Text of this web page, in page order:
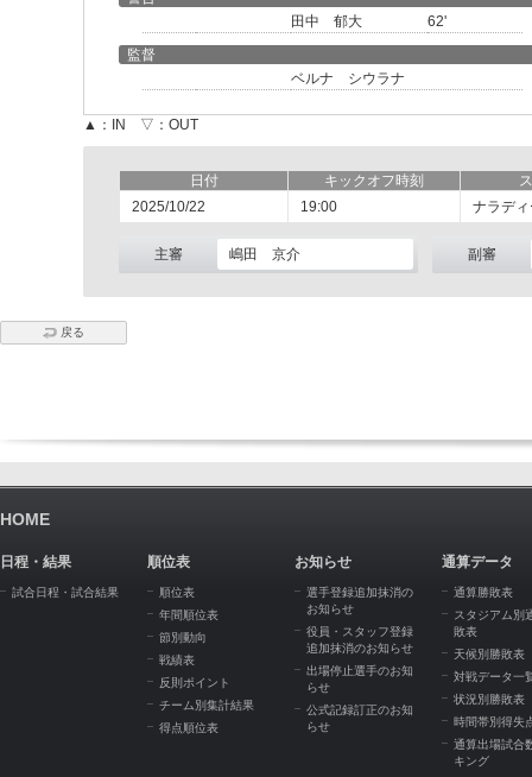
田中 郁大
62'
監督
ベルナ シウラナ
▲：IN ▽：OUT
日付 キックオフ時刻
2025/10/22
19:00 ナラデ
主審 嶋田 京介 副審
戻る
HOME
日程・結果
試合日程・試合結果
順位表
順位表
年間順位表
節別動向
戦績表
反則ポイント
チーム別集計結果
得点順位表
お知らせ
選手登録追加抹消の
お知らせ
役員・スタッフ登録
追加抹消のお知らせ
出場停止選手のお知
らせ
公式記録訂正のお知
らせ
通算データ
通算勝敗表
スタジアム別
敗表
天候別勝敗表
対戦データ一
状況別勝敗表
時間帯別得失
通算出場試合
キング